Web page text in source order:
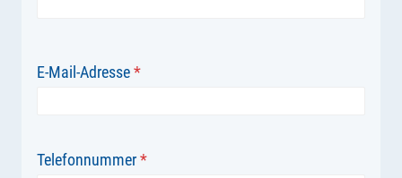
E-Mail-Adresse*
Telefonnummer*